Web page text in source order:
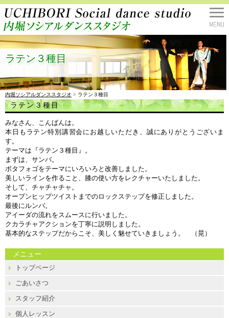
ラテン３種目
内堀ソシアルダンススタジオ > ラテン３種目
ラテン３種目
みなさん、こんばんは。
本日もラテン特別講習会にお越しいただき、誠にありがとうございま
す。
テーマは『ラテン３種目』。
まずは、サンバ。
ボタフォゴをテーマにいろいろと改善しました。
美しいラインを作ること、膝の使い方をレクチャーいたしました。
そして、チャチャチャ。
オープンヒップツイストまでのロックステップを修正しました。
最後にルンバ。
アイーダの流れをスムースに行いました。
クカラチャアクションを丁寧に説明しました。
基本的なステップだからこそ、美しく魅せていきましょう。 （晃）
メニュー
トップページ
ごあいさつ
スタッフ紹介
個人レッスン